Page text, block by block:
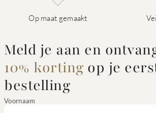
Op maat gemaakt
Meld je aan en
10% korting op je
bestelling
Voornaam